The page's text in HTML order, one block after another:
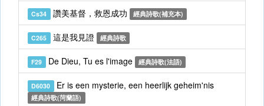
Cs34 讚美基督，救恩成功 經典詩歌(補充本)
C265 這是我見證 經典詩歌
F29 De Dieu, Tu es l'image 經典詩歌(法語)
D6030 Er is een mysterie, een heerlijk geheim'nis
經典詩歌(菏蘭語)